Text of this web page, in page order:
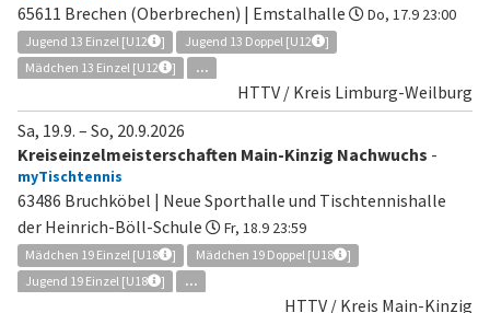
65611 Brechen (Oberbrechen) | Emstalhalle Do, 17.9 23:00
Jugend 13 Einzel [U12 ] Jugend 13 Doppel [U12
]
Mädchen 13 Einzel [U12
] ...
HTTV / Kreis Limburg-Weilburg
Sa, 19.9. – So, 20.9.2026
Kreiseinzelmeisterschaften Main-Kinzig Nachwuchs -
myTischtennis
63486 Bruchköbel | Neue Sporthalle und Tischtennishalle
der Heinrich-Böll-Schule
Fr, 18.9 23:59
Mädchen 19 Einzel [U18 ] Mädchen 19 Doppel [U18
]
Jugend 19 Einzel [U18
] ...
HTTV / Kreis Main-Kinzig